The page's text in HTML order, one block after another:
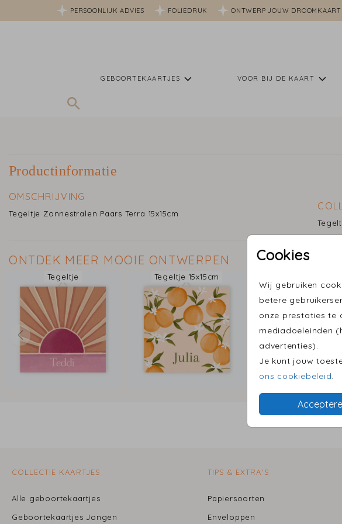
PERSOONLIJK ADVIES FOLIEDRUK ONTWERP JOUW DROOMKAART
GEBOORTEKAARTJES VOOR BIJ DE KAART
Cookies
Wij gebruiken
betere
onze prestaties te
mediadoeleinden
advertenties).
Je kunt jouw
ons cookiebeleid.
Productinformatie
OMSCHRIJVING
Tegeltje Zonnestralen Paars Terra 15x15cm
ONTDEK MEER MOOIE ONTWERPEN
Tegeltje Tegeltje 15x15cm
COLLECTIE KAARTJES
Alle geboortekaartjes
Geboortekaartjes Jongen
TIPS & EXTRA'S
Papiersoorten
Enveloppen